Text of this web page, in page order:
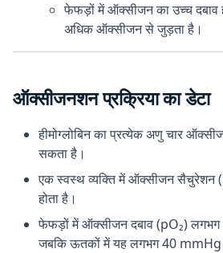
फेफड़ों में ऑक्सीजन का उच्च दबाव
अधिक ऑक्सीजन से जुड़ता है।
ऑक्सीजनशन प्रक्रिया का डेटा
हीमोग्लोबिन का प्रत्येक अणु चार
सकता है।
एक स्वस्थ व्यक्ति में ऑक्सीजन सैचुरेशन
होता है।
फेफड़ों में ऑक्सीजन दबाव (pO₂) लगभग
जबकि ऊतकों में यह लगभग 40 mmHg